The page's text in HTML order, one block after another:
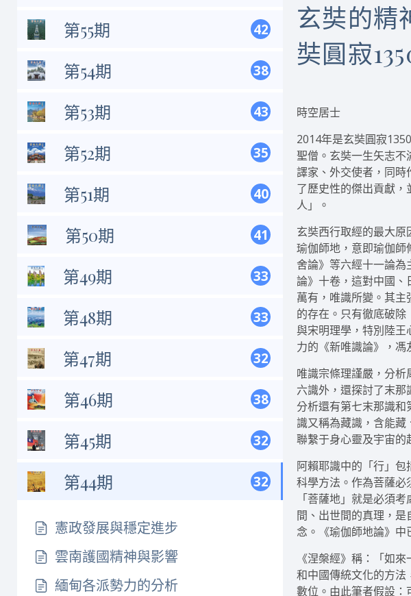
第55期 42
第54期 38
第53期 43
第52期 35
第51期 40
第50期 41
第49期 33
第48期 33
第47期 32
第46期 38
第45期 32
第44期 32
憲政發展與穩定進步
雲南護國精神與影響
緬甸各派勢力的分析
玄奘的精
奘圓寂
時空居士
2014年是玄奘圓寂
聖僧。玄奘一生矢志
譯家、外交使者，同
了歷史性的傑出貢獻
人」。
玄奘西行取經的最大
瑜伽師地，意即瑜伽
舍論》等六經十一論
論》十卷，這對中國
萬有，唯識所變。其
的存在。只有徹底破
與宋明理學，特別陸
力的《新唯識論》，馮
唯識宗條理謹嚴，分
六識外，還探討了末
分析還有第七末那識
識又稱為藏識，含能
聯繫于身心靈及宇宙的
阿賴耶識中的「行」
科學方法。作為菩薩
「菩薩地」就是必須
間、出世間的真理，
念。《瑜伽師地論》中
《涅槃經》稱：「如
和中國傳統文化的方
數位。由此筆者假設